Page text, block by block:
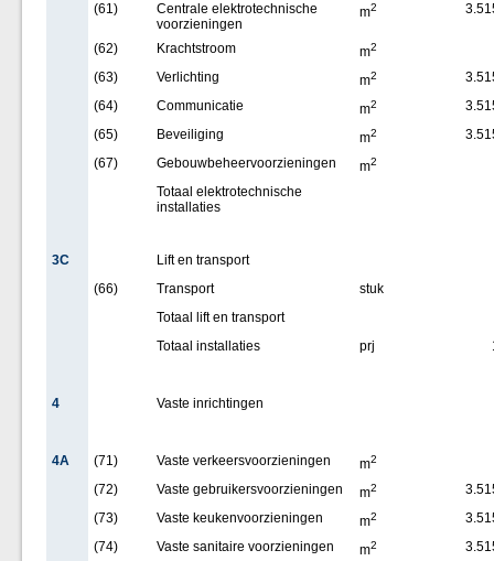
(61)
Centrale elektrotechnische
voorzieningen
m2
(62) Krachtstroom m2
(63) Verlichting m2
(64)
Communicatie m2
(65)
Beveiliging m2
(67)
Gebouwbeheervoorzieningen m2
Totaal elektrotechnische
installaties
3C
Lift en transport
(66)
Transport
stuk
Totaal lift en transport
Totaal installaties
prj
4 Vaste inrichtingen
4A (71) Vaste verkeersvoorzieningen m2
(72) Vaste gebruikersvoorzieningen m2
(73)
Vaste keukenvoorzieningen m2
(74)
Vaste sanitaire voorzieningen m2